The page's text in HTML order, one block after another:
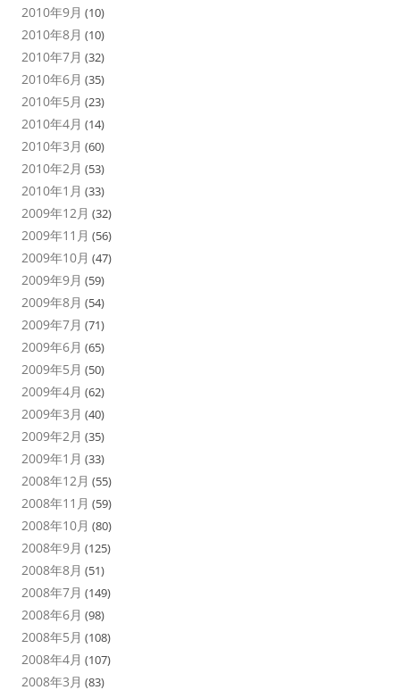
2010年9月 (10)
2010年8月 (10)
2010年7月 (32)
2010年6月 (35)
2010年5月 (23)
2010年4月 (14)
2010年3月 (60)
2010年2月 (53)
2010年1月 (33)
2009年12月 (32)
2009年11月 (56)
2009年10月 (47)
2009年9月 (59)
2009年8月 (54)
2009年7月 (71)
2009年6月 (65)
2009年5月 (50)
2009年4月 (62)
2009年3月 (40)
2009年2月 (35)
2009年1月 (33)
2008年12月 (55)
2008年11月 (59)
2008年10月 (80)
2008年9月 (125)
2008年8月 (51)
2008年7月 (149)
2008年6月 (98)
2008年5月 (108)
2008年4月 (107)
2008年3月 (83)